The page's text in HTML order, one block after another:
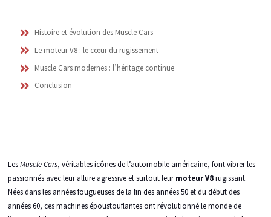
Histoire et évolution des Muscle Cars
Le moteur V8 : le cœur du rugissement
Muscle Cars modernes : l’héritage continue
Conclusion
LesMuscle Cars, véritables icônes de l’automobile américaine, font vibrer les
passionnés avec leur allure agressive et surtout leurmoteur V8rugissant.
Nées dans les années fougueuses de la fin des années 50 et du début des
années 60, ces machines époustouflantes ont révolutionné le monde de